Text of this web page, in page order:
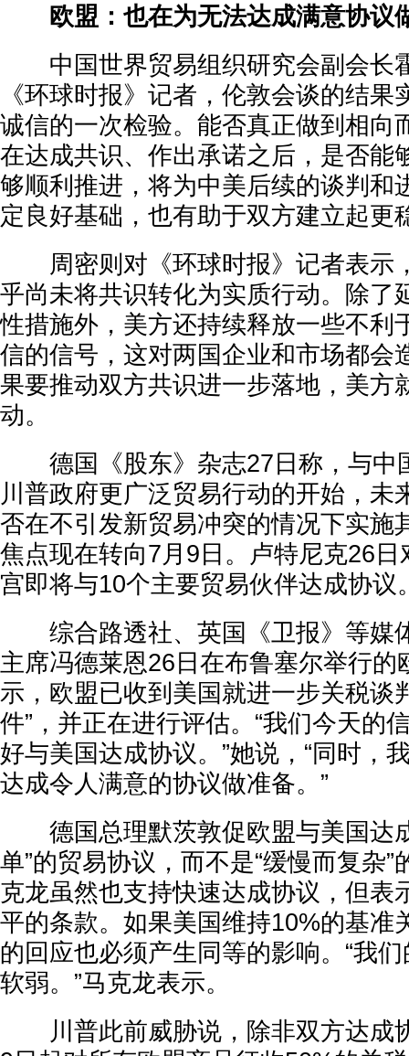
欧盟：也在为无法达成满意协议
中国世界贸易组织研究会副会长
《环球时报》记者，伦敦会谈的结
诚信的一次检验。能否真正做到相向
在达成共识、作出承诺之后，是否能
够顺利推进，将为中美后续的谈判和
定良好基础，也有助于双方建立起更
周密则对《环球时报》记者表示
乎尚未将共识转化为实质行动。除了
性措施外，美方还持续释放一些不利
信的信号，这对两国企业和市场都会
果要推动双方共识进一步落地，美方
动。
德国《股东》杂志27日称，与中
川普政府更广泛贸易行动的开始，未
否在不引发新贸易冲突的情况下实施
焦点现在转向7月9日。卢特尼克26
宫即将与10个主要贸易伙伴达成协议
综合路透社、英国《卫报》等媒
主席冯德莱恩26日在布鲁塞尔举行的
示，欧盟已收到美国就进一步关税谈
件”，并正在进行评估。“我们今天的
好与美国达成协议。”她说，“同时，
达成令人满意的协议做准备。”
德国总理默茨敦促欧盟与美国达
单”的贸易协议，而不是“缓慢而复杂
克龙虽然也支持快速达成协议，但表
平的条款。如果美国维持10%的基准
的回应也必须产生同等的影响。“我
软弱。”马克龙表示。
川普此前威胁说，除非双方达成